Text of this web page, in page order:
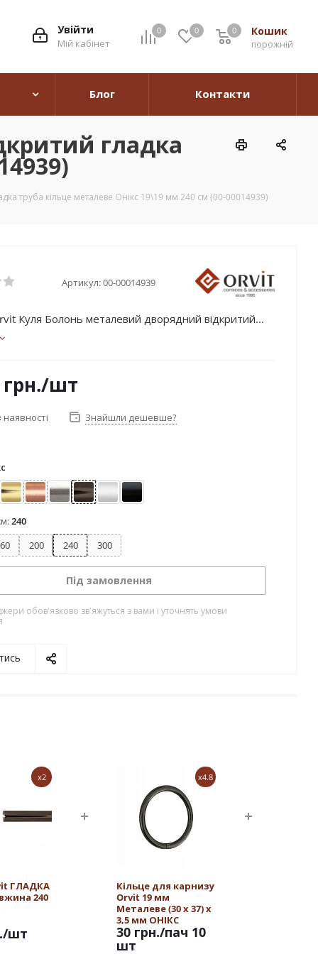
0 0 Кошик
0
порожній
0
Увійти
Мій кабінет
Блог Контакти
гладка
труба кільце металеве Онікс 19\19 мм 240 см (00-00014939)
Артикул:00-00014939
Куля Болонь металевий дворядний відкритий...
грн./шт
Знайшли дешевше?
ЗолотоМідьНержавіюча сталь
ОніксСатинЧорний оксамит
240
200 240 300
Під замовлення
обов'язково зв'яжуться з вами і уточнять умови
x2
ГЛАДКА
240
/шт
x4.8
Кільце для карнизу
Orvit 19 мм
Металеве (30 х 37) х
3,5 мм ОНІКС
30 грн./пач 10
шт